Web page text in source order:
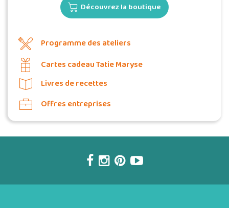
Découvrez la boutique
Programme des ateliers
Cartes cadeau Tatie Maryse
Livres de recettes
Offres entreprises